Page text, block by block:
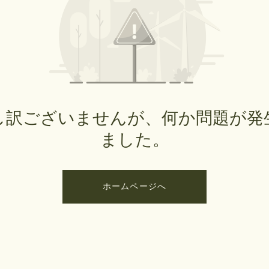
訳ございませんが、何か問題が発
ました。
ホームページへ